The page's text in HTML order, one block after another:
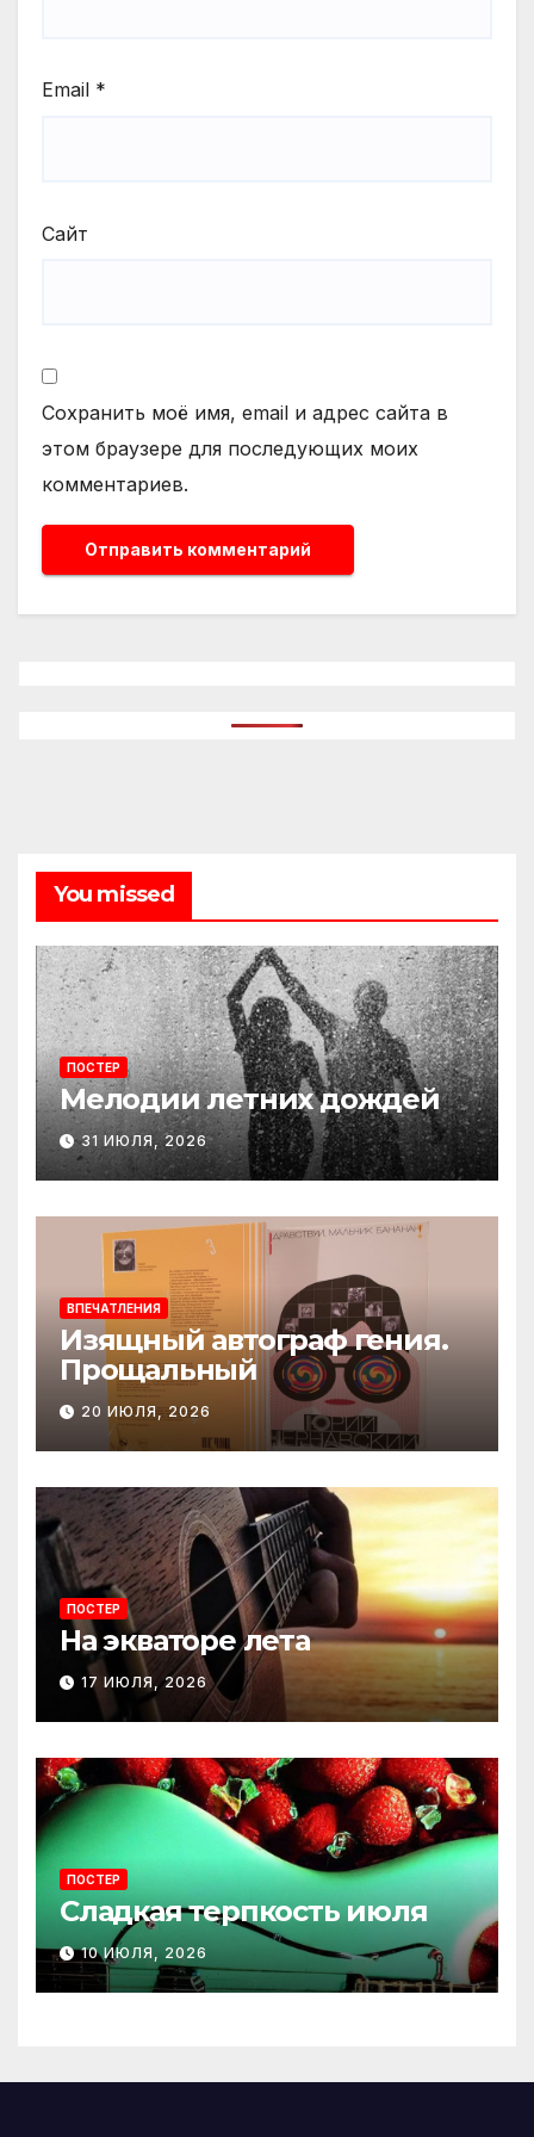
Email *
Сайт
Сохранить моё имя, email и адрес сайта в
этом браузере для последующих моих
комментариев.
You missed
ПОСТЕР
Мелодии летних дождей
31 ИЮЛЯ, 2026
ВПЕЧАТЛЕНИЯ
Изящный автограф гения.
Прощальный
20 ИЮЛЯ, 2026
ПОСТЕР
На экваторе лета
17 ИЮЛЯ, 2026
ПОСТЕР
Сладкая терпкость июля
10 ИЮЛЯ, 2026